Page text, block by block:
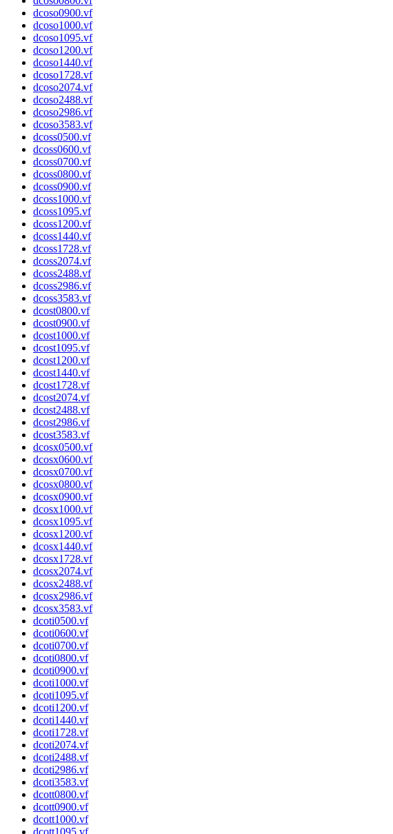
dcoso0900.vf
dcoso1000.vf
dcoso1095.vf
dcoso1200.vf
dcoso1440.vf
dcoso1728.vf
dcoso2074.vf
dcoso2488.vf
dcoso2986.vf
dcoso3583.vf
dcoss0500.vf
dcoss0600.vf
dcoss0700.vf
dcoss0800.vf
dcoss0900.vf
dcoss1000.vf
dcoss1095.vf
dcoss1200.vf
dcoss1440.vf
dcoss1728.vf
dcoss2074.vf
dcoss2488.vf
dcoss2986.vf
dcoss3583.vf
dcost0800.vf
dcost0900.vf
dcost1000.vf
dcost1095.vf
dcost1200.vf
dcost1440.vf
dcost1728.vf
dcost2074.vf
dcost2488.vf
dcost2986.vf
dcost3583.vf
dcosx0500.vf
dcosx0600.vf
dcosx0700.vf
dcosx0800.vf
dcosx0900.vf
dcosx1000.vf
dcosx1095.vf
dcosx1200.vf
dcosx1440.vf
dcosx1728.vf
dcosx2074.vf
dcosx2488.vf
dcosx2986.vf
dcosx3583.vf
dcoti0500.vf
dcoti0600.vf
dcoti0700.vf
dcoti0800.vf
dcoti0900.vf
dcoti1000.vf
dcoti1095.vf
dcoti1200.vf
dcoti1440.vf
dcoti1728.vf
dcoti2074.vf
dcoti2488.vf
dcoti2986.vf
dcoti3583.vf
dcott0800.vf
dcott0900.vf
dcott1000.vf
dcott1095.vf